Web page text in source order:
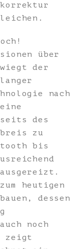
über
der
nach
des
zu
bis
heutigen
dessen
noch
zeigt